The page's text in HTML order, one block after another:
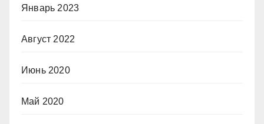
Январь 2023
Август 2022
Июнь 2020
Май 2020